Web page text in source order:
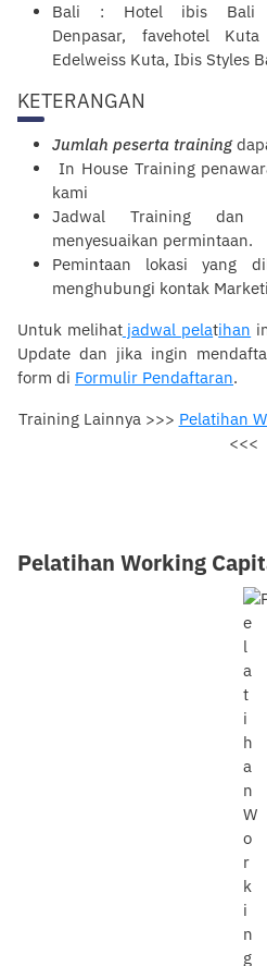
Bali : Hotel ibis Bali
Denpasar, favehotel
Edelweiss Kuta, Ibis Styles
KETERANGAN
Jumlah peserta training
In House Training
kami
Jadwal Training dan
menyesuaikan permintaan.
Pemintaan lokasi yang
menghubungi kontak
Untuk melihatjadwal pelatihan
Update dan jika ingin
form di Formulir Pendaftaran.
Training Lainnya >>> Pelatihan
<<<
Pelatihan Working
Pelatihan Working